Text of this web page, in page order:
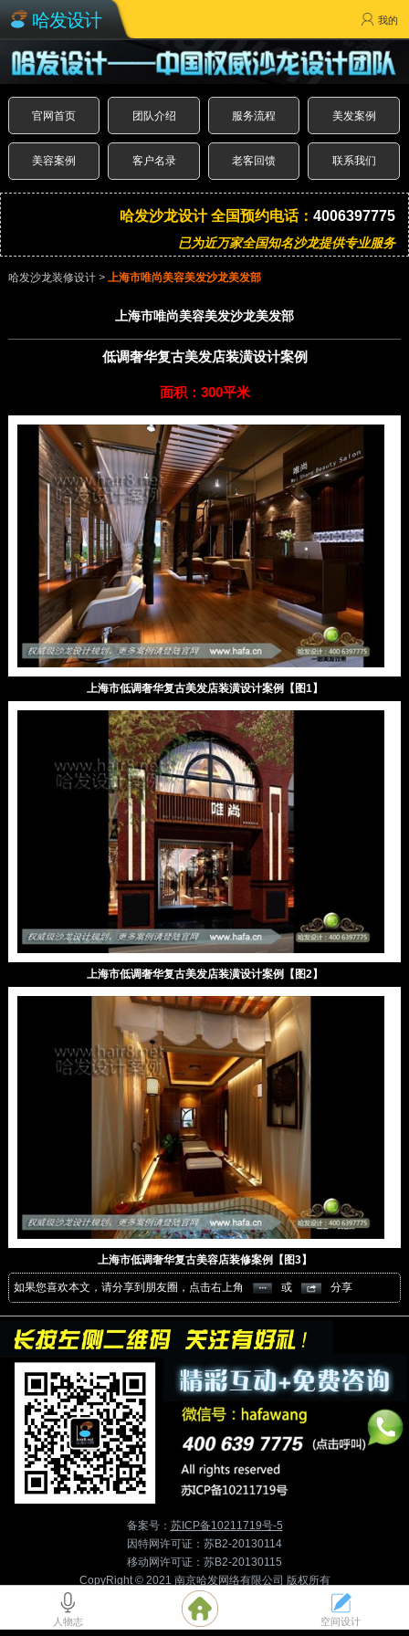
哈发设计 我的
官网首页 团队介绍 服务流程 美发案例
美容案例 客户名录 老客回馈 联系我们
哈发沙龙设计 全国预约电话： 4006397775
已为近万家全国知名沙龙提供专业服务
哈发沙龙装修设计 > 上海市唯尚美容美发沙龙美发部
上海市唯尚美容美发沙龙美发部
低调奢华复古美发店装潢设计案例
面积：300平米
上海市低调奢华复古美发店装潢设计案例【图1】
上海市低调奢华复古美发店装潢设计案例【图2】
上海市低调奢华复古美容店装修案例【图3】
如果您喜欢本文，请分享到朋友圈，点击右上角 或 分享
备案号： 苏ICP备10211719号-5
因特网许可证：苏B2-20130114
移动网许可证：苏B2-20130115
CopyRight © 2021 南京哈发网络有限公司 版权所有
人物志 空间设计